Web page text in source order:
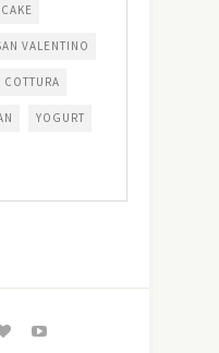
VALENTINO
COTTURA
YOGURT